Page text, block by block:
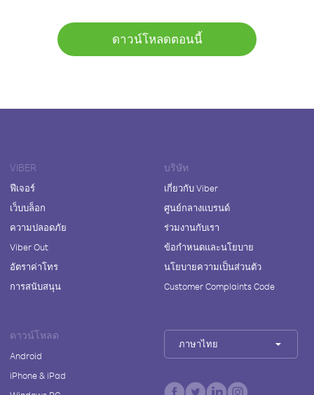
ดาวน์โหลดตอนนี้
VIBER
ฟีเจอร์
เว็บบล็อก
ความปลอดภัย
Viber Out
อัตราค่าโทร
การสนับสนุน
บริษัท
เกี่ยวกับ Viber
ศูนย์กลางแบรนด์
ร่วมงานกับเรา
ข้อกำหนดและนโยบาย
นโยบายความเป็นส่วนตัว
Customer Complaints Code
ดาวน์โหลด
Android
iPhone & iPad
ภาษาไทย